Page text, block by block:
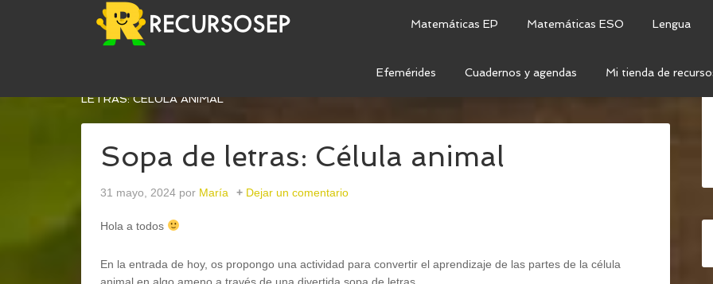
Matemáticas EP Matemáticas ESO Lengua
Efemérides Cuadernos y agendas Mi tienda de
CIENCIAS DE LA NATURALEZA
LETRAS: CÉLULA ANIMAL
Sopa de letras: Célula animal
31 mayo, 2024 por María Dejar un comentario
Hola a todos
En la entrada de hoy, os propongo una actividad para convertir el aprendizaje de las partes de la célula